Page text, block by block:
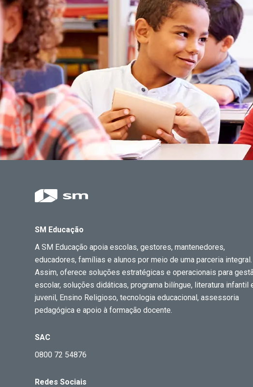
SM Educação
A SM Educação apoia escolas, gestores, mantenedores,
educadores, famílias e alunos por meio de uma parceria integral.
Assim, oferece soluções estratégicas e operacionais para
escolar, soluções didáticas, programa bilíngue, literatura infantil
juvenil, Ensino Religioso, tecnologia educacional, assessoria
pedagógica e apoio à formação docente.
SAC
0800 72 54876
Redes Sociais